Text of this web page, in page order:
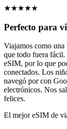
★★★★★
Perfecto para
Viajamos como
que todo fuera fácil.
eSIM, por lo que
conectados. Los
navegó por con
electrónicos. Nos
felices.
El mejor eSIM de